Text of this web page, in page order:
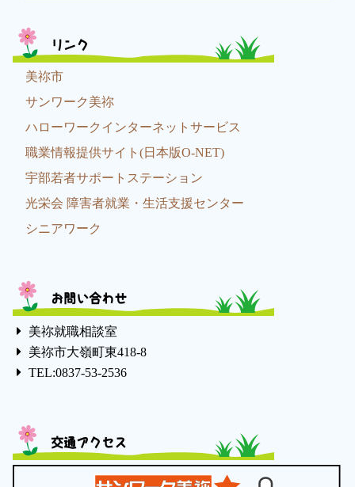
リンク
美祢市
サンワーク美祢
ハローワークインターネットサービス
職業情報提供サイト(日本版O-NET)
宇部若者サポートステーション
光栄会 障害者就業・生活支援センター
シニアワーク
お問い合わせ
美祢就職相談室
美祢市大嶺町東418-8
TEL:0837-53-2536
交通アクセス